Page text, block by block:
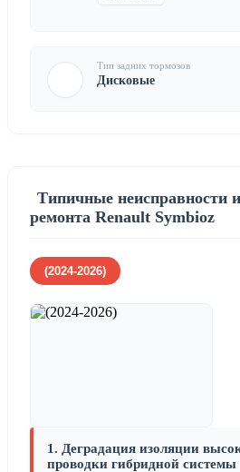
Тип задних тормозов
Дисковые
Типичные неисправности
ремонта Renault Symbioz
(2024-2026)
1. Деградация изоляции
проводки гибридной системы